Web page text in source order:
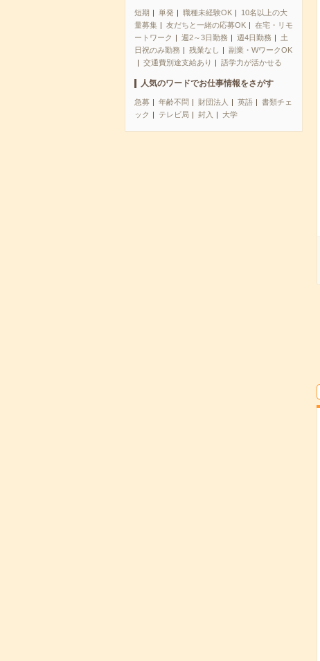
短期 単発 職種未経験OK
10名以上の大
量募集
友だちと一緒の応募OK
在宅・リモ
ートワーク
週2～3日勤務 週4日勤務
土
日祝のみ勤務
残業なし
副業・WワークOK
交通費別途支給あり
語学力が活かせる
人気のワードでお仕事情報をさがす
急募 年齢不問 財団法人 英語
書類チェ
ック
テレビ局 封入 大学